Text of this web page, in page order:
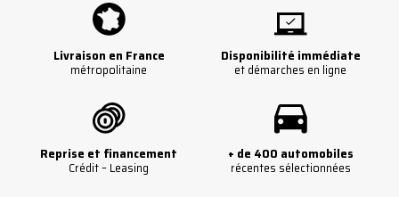
Livraison en France
métropolitaine
Disponibilité immédiate
et démarches en ligne
Reprise et financement
Crédit – Leasing
+ de 400 automobiles
récentes sélectionnées